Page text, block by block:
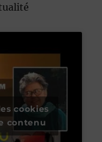
cookies
contenu